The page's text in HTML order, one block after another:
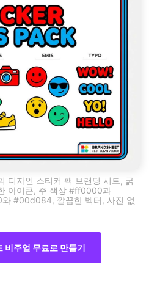
디자인 스티커 팩 브랜딩 시트, 굵
아이콘, 주 색상 #ff0000과
#00d084, 깔끔한 벡터, 사진 없
비주얼 무료로 만들기